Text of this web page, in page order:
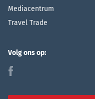
Mediacentrum
Travel Trade
Volg ons op:
f